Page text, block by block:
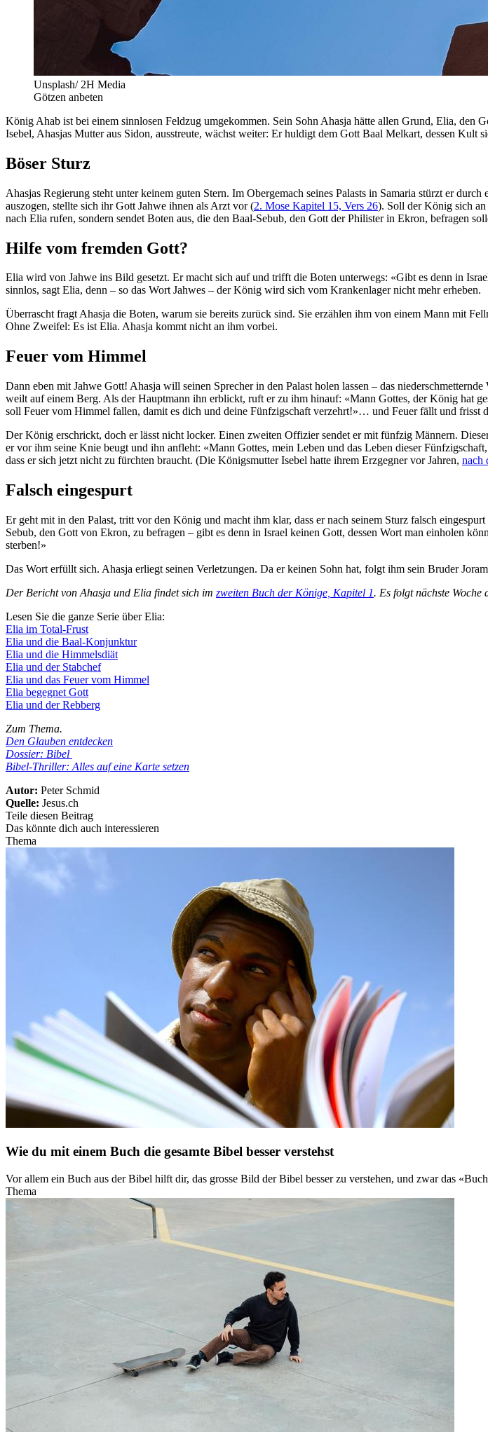
Unsplash/ 2H Media
Götzen anbeten
König Ahab ist bei einem sinnlosen Feldzug umgekommen. Sein Sohn Ahasja hätte allen Grund, Elia, den
Isebel, Ahasjas Mutter aus Sidon, ausstreute, wächst weiter: Er huldigt dem Gott Baal Melkart, dessen Kult
Böser Sturz
Ahasjas Regierung steht unter keinem guten Stern. Im Obergemach seines Palasts in Samaria stürzt er
auszogen, stellte sich ihr Gott Jahwe ihnen als Arzt vor (2. Mose Kapitel 15, Vers 26). Soll der König sich an
nach Elia rufen, sondern sendet Boten aus, die den Baal-Sebub, den Gott der Philister in Ekron, befragen
Hilfe vom fremden Gott?
Elia wird von Jahwe ins Bild gesetzt. Er macht sich auf und trifft die Boten unterwegs: «Gibt es denn in
sinnlos, sagt Elia, denn – so das Wort Jahwes – der König wird sich vom Krankenlager nicht mehr erheben.
Überrascht fragt Ahasja die Boten, warum sie bereits zurück sind. Sie erzählen ihm von einem Mann mit
Ohne Zweifel: Es ist Elia. Ahasja kommt nicht an ihm vorbei.
Feuer vom Himmel
Dann eben mit Jahwe Gott! Ahasja will seinen Sprecher in den Palast holen lassen – das
weilt auf einem Berg. Als der Hauptmann ihn erblickt, ruft er zu ihm hinauf: «Mann Gottes, der König hat
soll Feuer vom Himmel fallen, damit es dich und deine Fünfzigschaft verzehrt!»… und Feuer fällt und frisst
Der König erschrickt, doch er lässt nicht locker. Einen zweiten Offizier sendet er mit fünfzig Männern.
er vor ihm seine Knie beugt und ihn anfleht: «Mann Gottes, mein Leben und das Leben dieser
dass er sich jetzt nicht zu fürchten braucht. (Die Königsmutter Isebel hatte ihrem Erzgegner vor Jahren, nach
Falsch eingespurt
Er geht mit in den Palast, tritt vor den König und macht ihm klar, dass er nach seinem Sturz falsch
Sebub, den Gott von Ekron, zu befragen – gibt es denn in Israel keinen Gott, dessen Wort man einholen
sterben!»
Das Wort erfüllt sich. Ahasja erliegt seinen Verletzungen. Da er keinen Sohn hat, folgt ihm sein Bruder
Der Bericht von Ahasja und Elia findet sich im zweiten Buch der Könige, Kapitel 1. Es folgt nächste Woche
Lesen Sie die ganze Serie über Elia:
Elia im Total-Frust
Elia und die Baal-Konjunktur
Elia und die Himmelsdiät
Elia und der Stabchef
Elia und das Feuer vom Himmel
Elia begegnet Gott
Elia und der Rebberg
Zum Thema.
Den Glauben entdecken
Dossier: Bibel
Bibel-Thriller: Alles auf eine Karte setzen
Autor: Peter Schmid
Quelle: Jesus.ch
Teile diesen Beitrag
Das könnte dich auch interessieren
Thema
Wie du mit einem Buch die gesamte Bibel besser verstehst
Vor allem ein Buch aus der Bibel hilft dir, das grosse Bild der Bibel besser zu verstehen, und zwar das
Thema